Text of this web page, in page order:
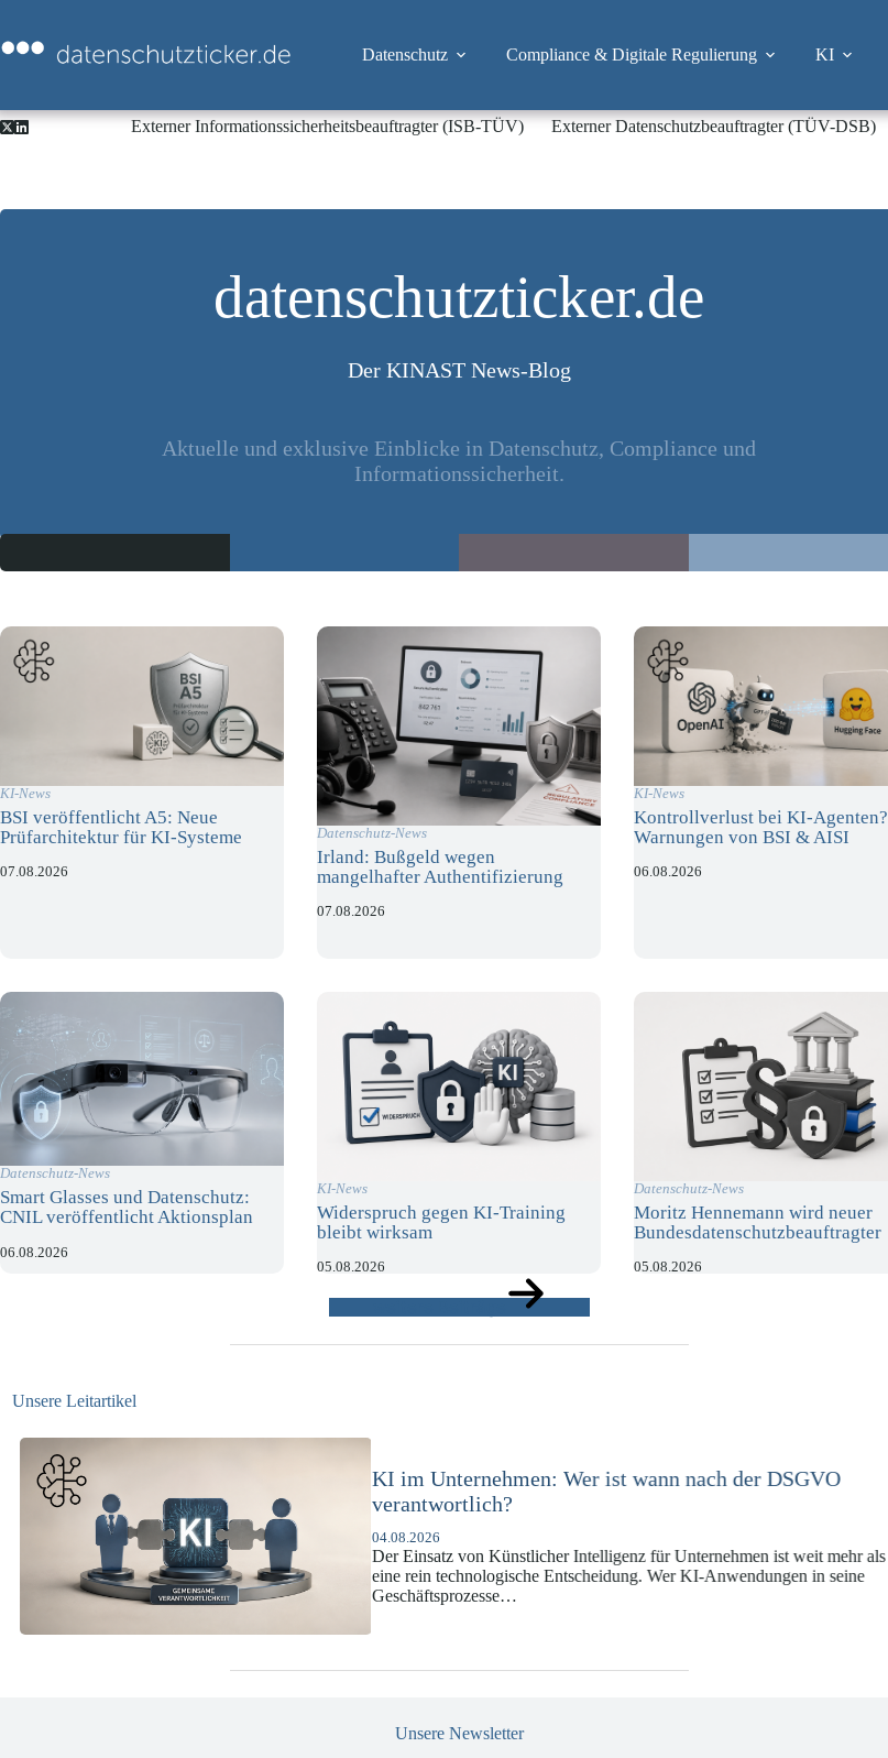
springen
Datenschutz Compliance & Digitale Regulierung KI
Externer Informationssicherheitsbeauftragter (ISB-TÜV) Externer Datenschutzbeauftragter (TÜV-DSB)
datenschutzticker.de
Der KINAST News-Blog
Aktuelle und exklusive Einblicke in Datenschutz, Compliance und
Informationssicherheit.
KI-News
BSI veröffentlicht A5: Neue
Prüfarchitektur für KI-Systeme
07.08.2026
Datenschutz-News
Irland: Bußgeld wegen
mangelhafter Authentifizierung
07.08.2026
KI-News
Kontrollverlust bei KI-Agenten?
Warnungen von BSI & AISI
06.08.2026
Datenschutz-News
Smart Glasses und Datenschutz:
CNIL veröffentlicht Aktionsplan
06.08.2026
KI-News
Widerspruch gegen KI-Training
bleibt wirksam
05.08.2026
Datenschutz-News
Moritz Hennemann wird neuer
Bundesdatenschutzbeauftragter
05.08.2026
Unsere Leitartikel
KI-Compliance in der Versicherungswirtschaft mit DORA,
DSGVO und KI-VO
07.07.2026
Die europäische Digitalregulierung hat in den vergangenen Jahren eine
enorme Komplexität erreicht, die insbesondere Unternehmen der Finanz-
und Versicherungswirtschaft vor…
Unsere Newsletter